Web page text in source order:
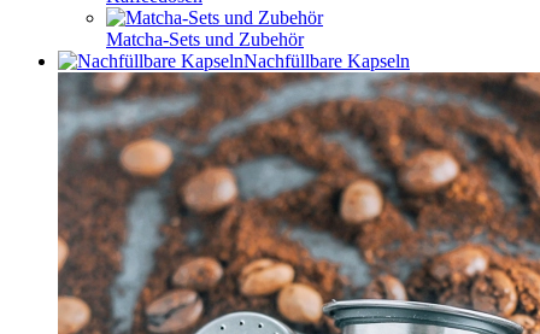
Matcha-Sets und Zubehör
Nachfüllbare Kapseln